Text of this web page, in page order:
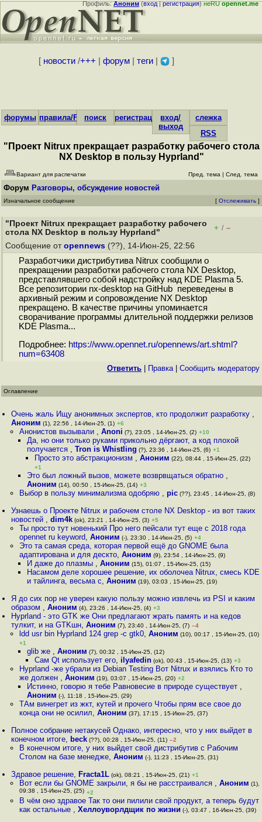
Профиль:Аноним(вход|регистрация)неRUopennet.me
[ новости/+++ форум| теги| ]
форумы правила/FAQпоиск регистрациявход/
выход
слежка
RSS
"Проект Nitrux прекращает разработку рабочего стола
NX Desktop в пользу Hyprland"
Вариант для распечатки Пред. тема | След. тема
Форум Разговоры, обсуждение новостей
Изначальное сообщение [ Отслеживать ]
"Проект Nitrux прекращает разработку рабочего
стола NX Desktop в пользу Hyprland"
+ / –
Сообщение от opennews (??), 14-Июн-25, 22:56
Разработчики дистрибутива Nitrux сообщили о
прекращении разработки рабочего стола NX Desktop,
представлявшего собой надстройку над KDE Plasma 5.
Все репозитории nx-desktop на GitHub переведены в
архивный режим и сопровождение NX Desktop
прекращено. В качестве причины упоминается
сворачивание программы длительной поддержки релизов
KDE Plasma...
Подробнее: https://www.opennet.ru/opennews/art.shtml?
num=63408
Ответить Правка| Cообщить модератору
Оглавление
Очень жаль Ищу анонимных экспертов, кто продолжит разработку ,
Аноним (1), 22:56 , 14-Июн-25, (1) +6
Анонистов вызывали , Anoni (?), 23:05 , 14-Июн-25, (2) +10
Да, но они только руками прикольно дёргают, а код плохой
получается , Tron is Whistling (?), 23:36 , 14-Июн-25, (6) +1
Просто это абстракционизм ,Аноним (22), 08:44 , 15-Июн-25, (22)
+1
Это был ложный вызов, можете возврвщаться обратно ,
Аноним (14), 00:50 , 15-Июн-25, (14) +3
Выбор в пользу минимализма одобряю , pic(??), 23:45 , 14-Июн-25, (8)
Узнаешь о Проекте Nitrux и рабочем столе NX Desktop - из вот таких
новостей ,dim4k (ok), 23:21 , 14-Июн-25, (3) +5
Ты просто тут новенький Про него пейсали тут еще с 2018 года
opennet ru keyword, Аноним (-), 23:30 , 14-Июн-25, (5) +4
Это та самая среда, которая первой ещё до GNOME была
адаптирована и для дескто, Аноним (9), 23:54 , 14-Июн-25, (9)
И даже до плазмы , Аноним (15), 01:07 , 15-Июн-25, (15)
Насамом деле хорошее решение, их оболочеа Nitrux, смесь KDE
и тайлинга, весьма с, Аноним (19), 03:03 , 15-Июн-25, (19)
Я до сих пор не уверен какую пользу можно извлечь из PSI и каким
образом ,Аноним (4), 23:26 , 14-Июн-25, (4) +3
Hyprland - это GTK же Они предлагают жрать память и на кедов
тулкит, и на GTKшн,Аноним (7), 23:40 , 14-Июн-25, (7) –4
ldd usr bin Hyprland 124 grep -c gtk0, Аноним (10), 00:17 , 15-Июн-25, (10)
+1
glib же , Аноним (7), 00:32 , 15-Июн-25, (12)
Сам Qt использует его, ilyafedin (ok), 00:43 , 15-Июн-25, (13) +3
Hyprland -же убрали из Debian Testing Вот Nitrux и взялись Кто то
же должен , Аноним (19), 03:07 , 15-Июн-25, (20) +2
Истинно, говорю я тебе Равновесие в природе существует ,
Аноним (-), 11:18 , 15-Июн-25, (29)
ТАм винегрет из жкт, кутей и прочего Чтобы прям все свое до
конца они не осилил, Аноним (37), 17:15 , 15-Июн-25, (37)
Полное собрание нетакусей Однако, интересно, что у них выйдет в
конечном итоге, beck (??), 00:28 , 15-Июн-25, (11) –2
В конечном итоге, у них выйдет свой дистрибутив с Рабочим
Столом на базе менедже, Аноним (-), 11:23 , 15-Июн-25, (31)
Здравое решение, Fracta1L (ok), 08:21 , 15-Июн-25, (21) +1
Вот если бы GNOME закрыли, я бы не расстраивался , Аноним (1),
09:38 , 15-Июн-25, (25) +2
В чём оно здравое Так то они пилили свой продукт, а теперь будут
как остальные , Хеллоуворлдщик по жизни (-), 03:47 , 16-Июн-25, (39)